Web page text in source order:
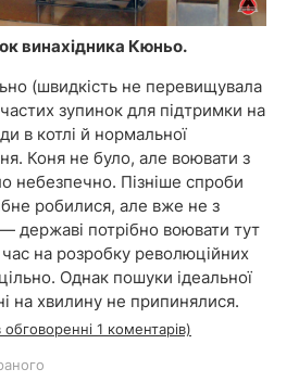
винахідника Кюньо.
(швидкість не перевищувала
зупинок для підтримки на
в котлі й нормальної
Коня не було, але воювати з
небезпечно. Пізніше спроби
робилися, але вже не з
державі потрібно воювати тут
час на розробку революційних
Однак пошуки ідеальної
на хвилину не припинялися.
1 коментарів)